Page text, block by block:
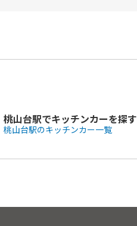
桃山台駅でキッチンカーを探す
桃山台駅のキッチンカー一覧